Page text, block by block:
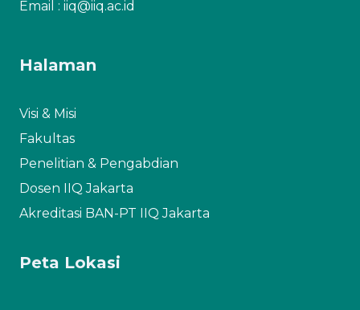
Email : iiq@iiq.ac.id
Halaman
Visi & Misi
Fakultas
Penelitian & Pengabdian
Dosen IIQ Jakarta
Akreditasi BAN-PT IIQ Jakarta
Peta Lokasi